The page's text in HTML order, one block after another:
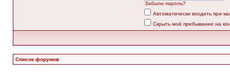
Забыли пароль?
Автоматически входить при
Скрыть моё пребывание на
Список форумов